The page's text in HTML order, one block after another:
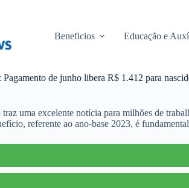
Beneficios Educação e
Pagamento de junho libera R$ 1.412 para
uma excelente notícia para milhões de
referente ao ano-base 2023, é